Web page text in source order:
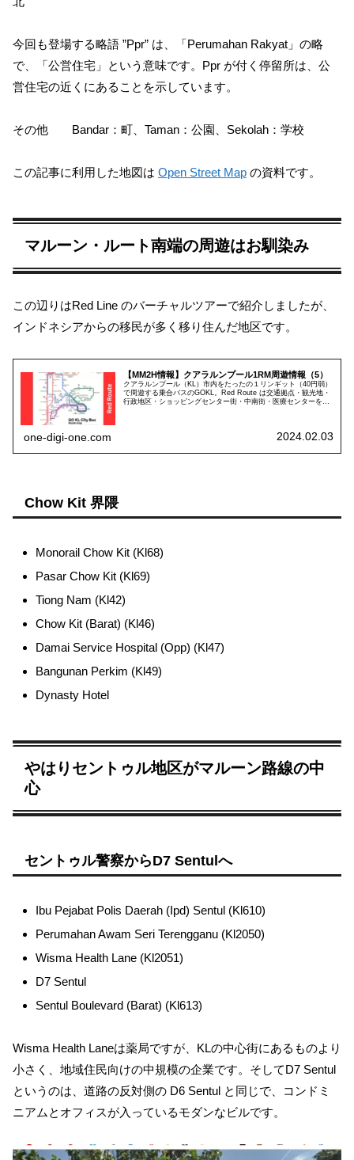
今回も登場する略語 ”Ppr” は、「Perumahan Rakyat」の略
で、「公営住宅」という意味です。Ppr が付く停留所は、公
営住宅の近くにあることを示しています。
その他 Bandar：町、Taman：公園、Sekolah：学校
この記事に利用した地図は Open Street Map の資料です。
マルーン・ルート南端の周遊はお馴染み
この辺りはRed Line のバーチャルツアーで紹介しましたが、
インドネシアからの移民が多く移り住んだ地区です。
【MM2H情報】クアラルンプール1RM周遊情報（5）
クアラルンプール（KL）市内をたったの１リンギット（40円弱）
で周遊する乗合バスのGOKL。Red Route は交通拠点・観光地・
行政地区・ショッピングセンター街・中南街・医療センターを結
one-digi-one.com 2024.02.03
Chow Kit 界隈
Monorail Chow Kit (Kl68)
Pasar Chow Kit (Kl69)
Tiong Nam (Kl42)
Chow Kit (Barat) (Kl46)
Damai Service Hospital (Opp) (Kl47)
Bangunan Perkim (Kl49)
Dynasty Hotel
やはりセントゥル地区がマルーン路線の中
心
セントゥル警察からD7 Sentulへ
Ibu Pejabat Polis Daerah (Ipd) Sentul (Kl610)
Perumahan Awam Seri Terengganu (Kl2050)
Wisma Health Lane (Kl2051)
D7 Sentul
Sentul Boulevard (Barat) (Kl613)
Wisma Health Laneは薬局ですが、KLの中心街にあるものより
小さく、地域住民向けの中規模の企業です。そしてD7 Sentul
というのは、道路の反対側の D6 Sentul と同じで、コンドミ
ニアムとオフィスが入っているモダンなビルです。